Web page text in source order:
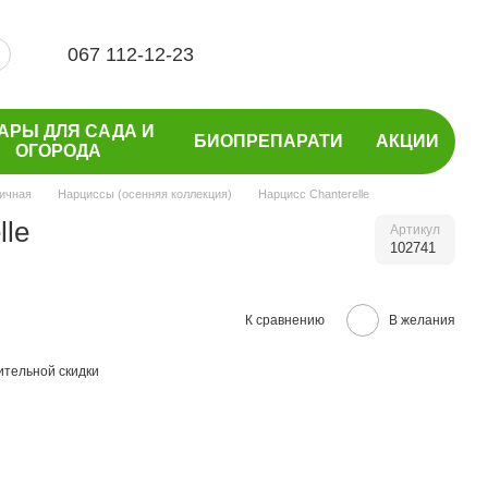
067 112-12-23
ДЛЯ САДА И
ОГОРОДА
БИОПРЕПАРАТИ АКЦИИ
Нарциссы (осенняя коллекция) Нарцисс Chanterelle
Артикул
102741
К сравнению В желания
скидки